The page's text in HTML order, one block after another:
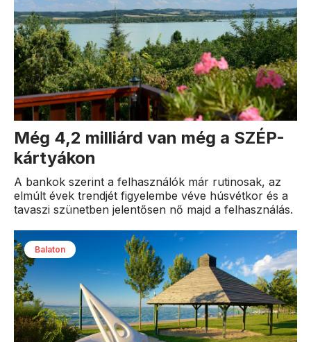
Még 4,2 milliárd van még a SZÉP-
kártyákon
A bankok szerint a felhasználók már rutinosak, az
elmúlt évek trendjét figyelembe véve húsvétkor és a
tavaszi szünetben jelentősen nő majd a felhasználás.
Balaton